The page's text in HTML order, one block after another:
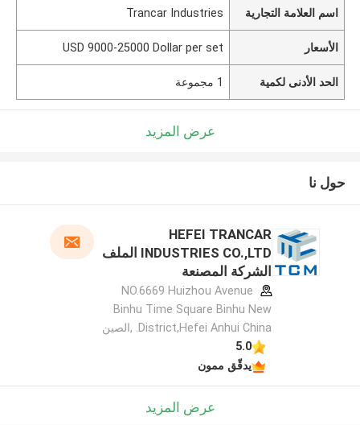
اسم العلامة التجارية Trancar Industries
الأسعار USD 9000-25000 Dollar per set
الحد الأدنى لكمية 1 مجموعة
عرض المزيد
حول نا
HEFEI TRANCAR
INDUSTRIES CO.,LTD الملف
الشركة المصنعة
NO.6669 Huizhou Avenue
Binhu Time Square Binhu New
District,Hefei Anhui China. ,الصين
5.0
يدقّق ممون
عرض المزيد